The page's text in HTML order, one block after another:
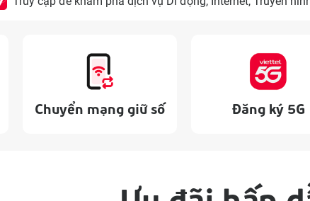
Chuyển mạng giữ số Đăng ký 5G